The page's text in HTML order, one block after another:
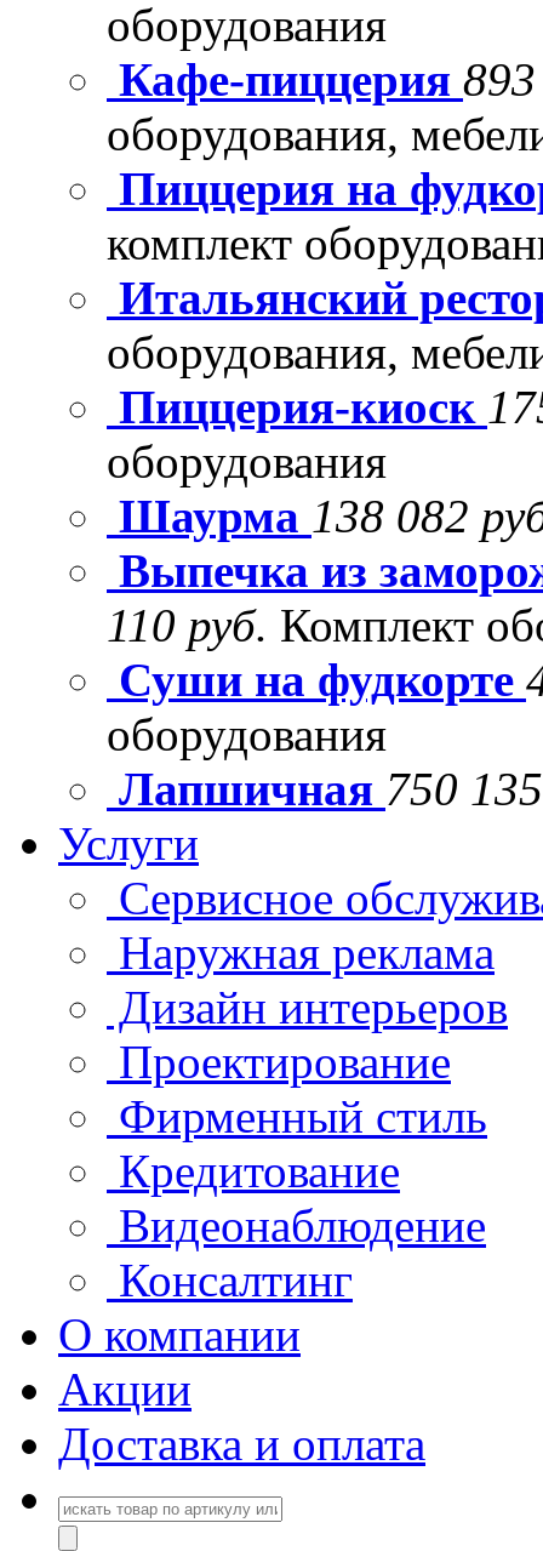
оборудования
Кафе-пиццерия
оборудования,
Пиццерия на
комплект
Итальянский
оборудования,
Пиццерия-киоск
оборудования
Шаурма 138 082
Выпечка из
110 руб. Комплект
Суши на фудкорте
оборудования
Лапшичная 750
Услуги
Сервисное
Наружная реклама
Дизайн интерьеров
Проектирование
Фирменный стиль
Кредитование
Видеонаблюдение
Консалтинг
О компании
Акции
Доставка и оплата